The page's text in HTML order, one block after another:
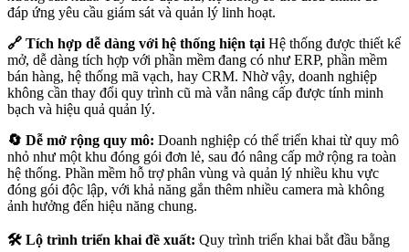
đáp ứng yêu cầu giám sát và quản lý linh hoạt.
🔗 Tích hợp dễ dàng với hệ thống hiện tại Hệ thống được thiết kế
mở, dễ dàng tích hợp với phần mềm đang có như ERP, phần mềm
bán hàng, hệ thống mã vạch, hay CRM. Nhờ vậy, doanh nghiệp
không cần thay đổi quy trình cũ mà vẫn nâng cấp được tính minh
bạch và hiệu quả quản lý.
🔄 Dễ mở rộng quy mô: Doanh nghiệp có thể triển khai từ quy mô
nhỏ như một khu đóng gói đơn lẻ, sau đó nâng cấp mở rộng ra toàn
hệ thống. Phần mềm hỗ trợ phân vùng và quản lý nhiều khu vực
đóng gói độc lập, với khả năng gắn thêm nhiều camera mà không
ảnh hưởng đến hiệu năng chung.
🛠️ Lộ trình triển khai đề xuất: Quy trình triển khai bắt đầu bằng